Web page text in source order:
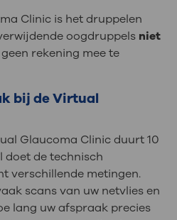
Clinic is het druppelen
oogdruppels niet
rekening mee te
bij de Virtual
Glaucoma Clinic duurt 10
doet de technisch
verschillende metingen.
scans van uw netvlies en
lang uw afspraak precies